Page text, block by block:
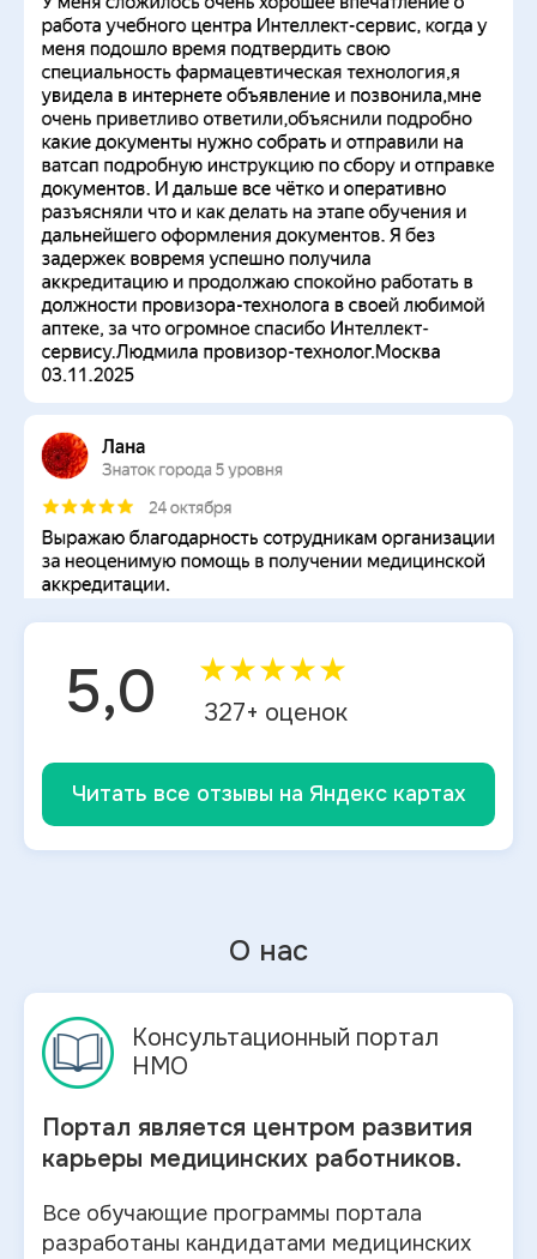
5,0 ★★★★★
327+ оценок
Читать все отзывы на Яндекс картах
О нас
Консультационный портал
НМО
Портал является центром развития
карьеры медицинских работников.
Все обучающие программы портала
разработаны кандидатами медицинских